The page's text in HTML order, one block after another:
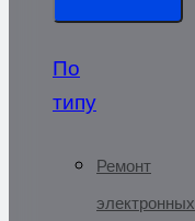
По
типу
Ремонт
электронных